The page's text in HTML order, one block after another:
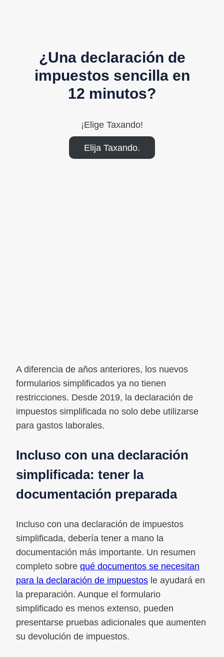
¿Una declaración de
impuestos sencilla en
12 minutos?
¡Elige Taxando!
Elija Taxando.
A diferencia de años anteriores, los nuevos
formularios simplificados ya no tienen
restricciones. Desde 2019, la declaración de
impuestos simplificada no solo debe utilizarse
para gastos laborales.
Incluso con una declaración
simplificada: tener la
documentación preparada
Incluso con una declaración de impuestos
simplificada, debería tener a mano la
documentación más importante. Un resumen
completo sobre qué documentos se necesitan
para la declaración de impuestos le ayudará en
la preparación. Aunque el formulario
simplificado es menos extenso, pueden
presentarse pruebas adicionales que aumenten
su devolución de impuestos.